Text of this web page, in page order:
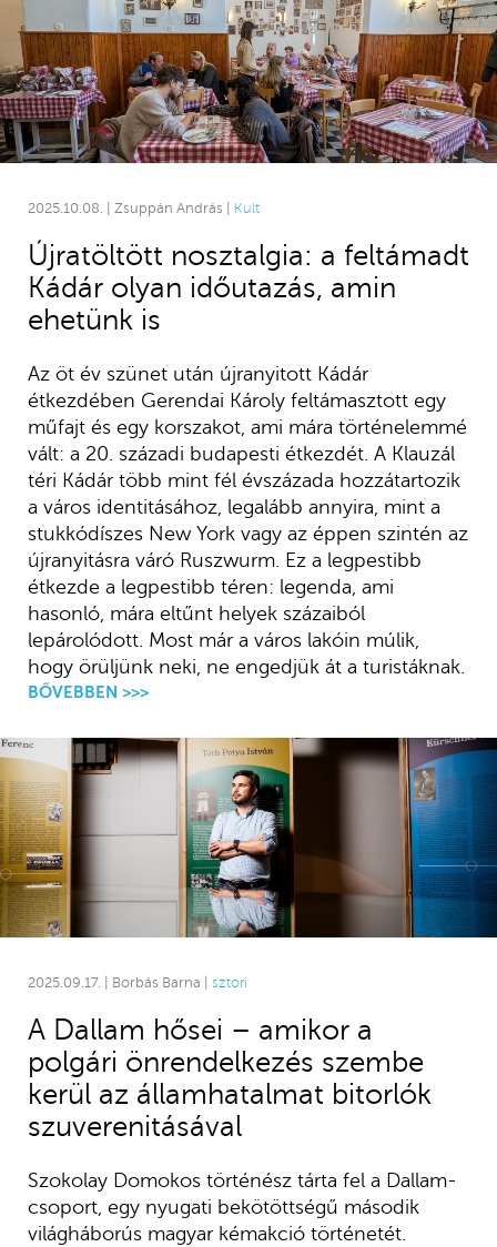
2025.10.08. | Zsuppán András | Kult
Újratöltött nosztalgia: a feltámadt
Kádár olyan időutazás, amin
ehetünk is
Az öt év szünet után újranyitott Kádár
étkezdében Gerendai Károly feltámasztott egy
műfajt és egy korszakot, ami mára történelemmé
vált: a 20. századi budapesti étkezdét. A Klauzál
téri Kádár több mint fél évszázada hozzátartozik
a város identitásához, legalább annyira, mint a
stukkódíszes New York vagy az éppen szintén az
újranyitásra váró Ruszwurm. Ez a legpestibb
étkezde a legpestibb téren: legenda, ami
hasonló, mára eltűnt helyek százaiból
lepárolódott. Most már a város lakóin múlik,
hogy örüljünk neki, ne engedjük át a turistáknak.
BŐVEBBEN >>>
2025.09.17. | Borbás Barna | sztori
A Dallam hősei – amikor a
polgári önrendelkezés szembe
kerül az államhatalmat bitorlók
szuverenitásával
Szokolay Domokos történész tárta fel a Dallam-
csoport, egy nyugati bekötöttségű második
világháborús magyar kémakció történetét.